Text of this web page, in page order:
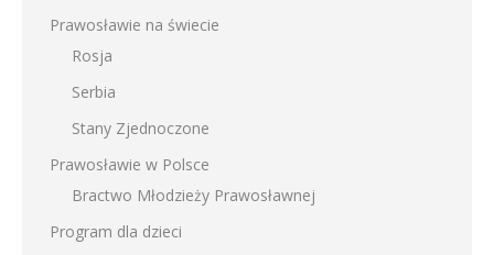
Prawosławie na świecie
Rosja
Serbia
Stany Zjednoczone
Prawosławie w Polsce
Bractwo Młodzieży Prawosławnej
Program dla dzieci